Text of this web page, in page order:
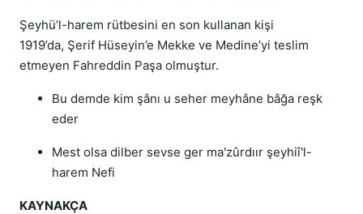
Şeyhü’l-harem rütbesini en son kullanan kişi
1919’da, Şerif Hüseyin’e Mekke ve Medine’yi teslim
etmeyen Fahreddin Paşa olmuştur.
Bu demde kim şânı u seher meyhâne bâğa reşk
eder
Mest olsa dilber sevse ger ma'zûrdıır şeyhiî'l-
harem Nefi
KAYNAKÇA